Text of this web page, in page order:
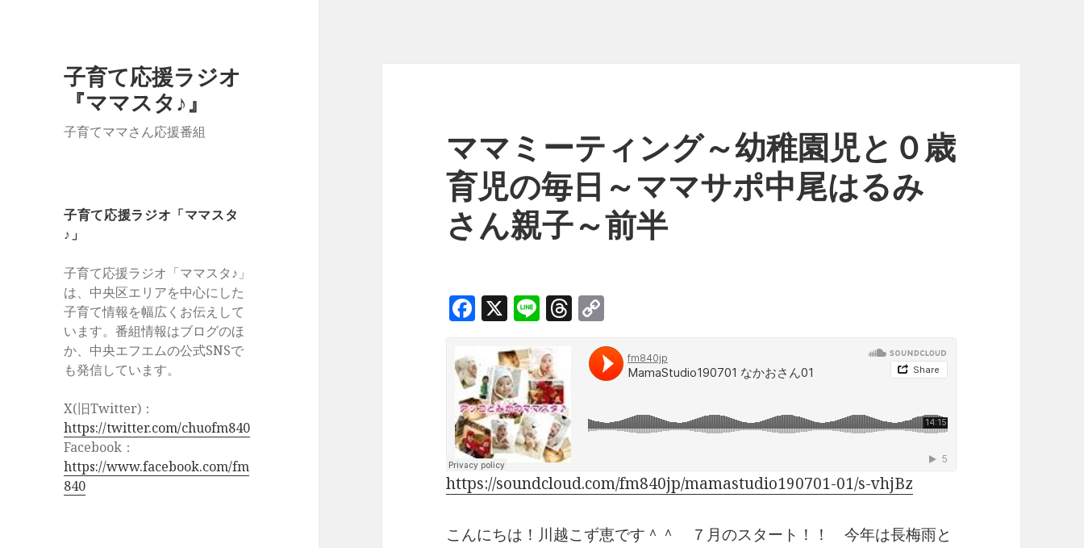
子育て応援ラジオ
『ママスタ♪』
子育てママさん応援番組
子育て応援ラジオ「ママスタ
♪」
子育て応援ラジオ「ママスタ♪」
は、中央区エリアを中心にした
子育て情報を幅広くお伝えして
います。番組情報はブログのほ
か、中央エフエムの公式SNSで
も発信しています。
X(旧Twitter)：
https://twitter.com/chuofm840
Facebook：
https://www.facebook.com/fm
840
ママミーティング～幼稚園児と０歳
育児の毎日～ママサポ中尾はるみ
さん親子～前半
F
a
c
e
b
o
o
k
X Li
n
e
T
h
d
s
o
p
y
Li
n
k
https://soundcloud.com/fm840jp/mamastudio190701-01/s-vhjBz
こんにちは！川越こず恵です＾＾ ７月のスタート！！ 今年は長梅雨と